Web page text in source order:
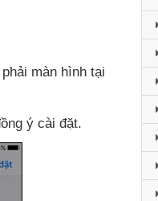
màn hình tại
ý cài đặt.